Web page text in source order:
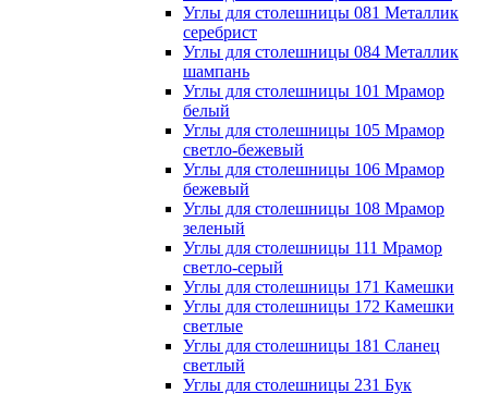
Углы для столешницы 081 Металлик
серебрист
Углы для столешницы 084 Металлик
шампань
Углы для столешницы 101 Мрамор
белый
Углы для столешницы 105 Мрамор
светло-бежевый
Углы для столешницы 106 Мрамор
бежевый
Углы для столешницы 108 Мрамор
зеленый
Углы для столешницы 111 Мрамор
светло-серый
Углы для столешницы 171 Камешки
Углы для столешницы 172 Камешки
светлые
Углы для столешницы 181 Сланец
светлый
Углы для столешницы 231 Бук